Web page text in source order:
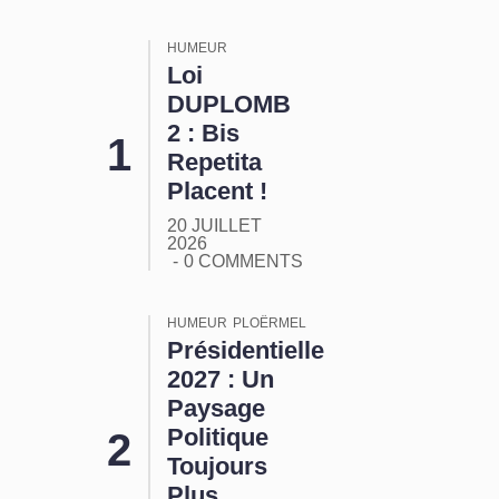
HUMEUR
Loi
DUPLOMB
2 : Bis
Repetita
Placent !
20 JUILLET
2026
0 COMMENTS
HUMEUR PLOËRMEL
Présidentielle
2027 : Un
Paysage
Politique
Toujours